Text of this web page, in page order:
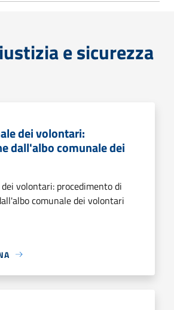
e sicurezza
dei volontari:
dall'albo comunale dei
volontari: procedimento di
comunale dei volontari